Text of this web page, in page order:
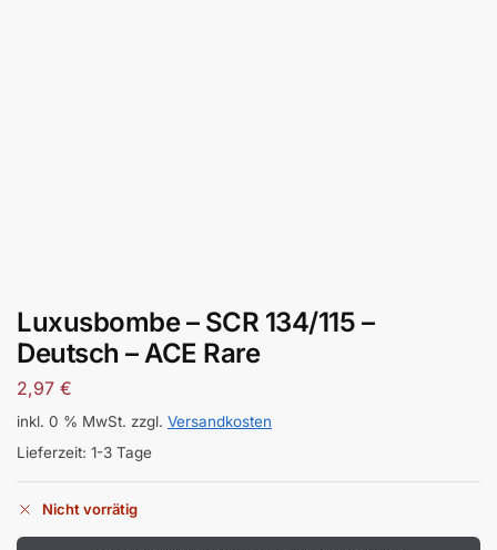
Luxusbombe – SCR 134/115 –
Deutsch – ACE Rare
2,97 €
inkl. 0 % MwSt. zzgl. Versandkosten
Lieferzeit: 1-3 Tage
Nicht vorrätig